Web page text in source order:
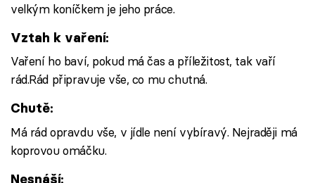
velkým koníčkem je jeho práce.
Vztah k vaření:
Vaření ho baví, pokud má čas a příležitost, tak vaří
rád.Rád připravuje vše, co mu chutná.
Chutě:
Má rád opravdu vše, v jídle není vybíravý. Nejraději má
koprovou omáčku.
Nesnáší: